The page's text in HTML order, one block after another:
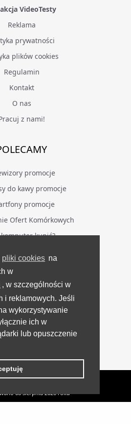
pliki cookies na
w
, w szczególności w
i reklamowych. Jeśli
wykorzystywanie
ich w
lub opuszczenie
VideoTesty
Reklama
prywatności
plików cookies
Regulamin
Kontakt
O nas
z nami!
promocje
do kawy promocje
promocje
Ofert Komórkowych
komputer kupić?
NA BIEŻĄCO
Facebook
Videotestów
YouTube
Twitter
prawa zastrzeżone
08 sierpnia 2026 roku